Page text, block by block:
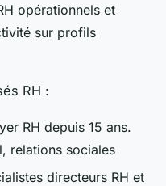
opérationnels et
sur profils
RH :
RH depuis 15 ans.
relations sociales
directeurs RH et